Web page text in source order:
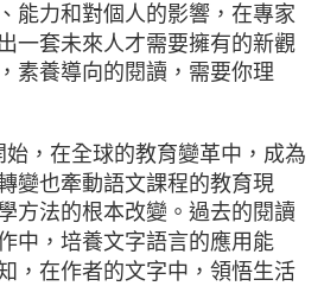
能力和對個人的影響，在專家
一套未來人才需要擁有的新觀
素養導向的閱讀，需要你理
始，在全球的教育變革中，成為
變也牽動語文課程的教育現
方法的根本改變。過去的閱讀
中，培養文字語言的應用能
，在作者的文字中，領悟生活